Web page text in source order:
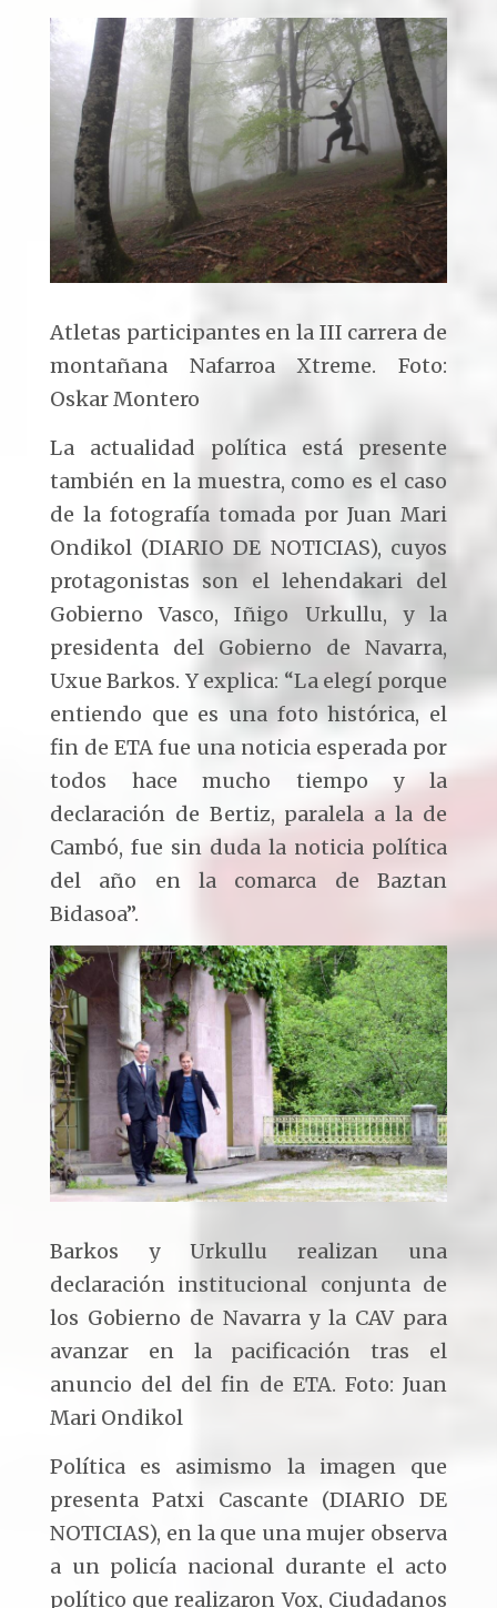
Atletas participantes en la III carrera de
montañana Nafarroa Xtreme. Foto:
Oskar Montero
La actualidad política está presente
también en la muestra, como es el caso
de la fotografía tomada por Juan Mari
Ondikol (DIARIO DE NOTICIAS), cuyos
protagonistas son el lehendakari del
Gobierno Vasco, Iñigo Urkullu, y la
presidenta del Gobierno de Navarra,
Uxue Barkos. Y explica: “La elegí porque
entiendo que es una foto histórica, el
fin de ETA fue una noticia esperada por
todos hace mucho tiempo y la
declaración de Bertiz, paralela a la de
Cambó, fue sin duda la noticia política
del año en la comarca de Baztan
Bidasoa”.
Barkos y Urkullu realizan una
declaración institucional conjunta de
los Gobierno de Navarra y la CAV para
avanzar en la pacificación tras el
anuncio del del fin de ETA. Foto: Juan
Mari Ondikol
Política es asimismo la imagen que
presenta Patxi Cascante (DIARIO DE
NOTICIAS), en la que una mujer observa
a un policía nacional durante el acto
político que realizaron Vox, Ciudadanos